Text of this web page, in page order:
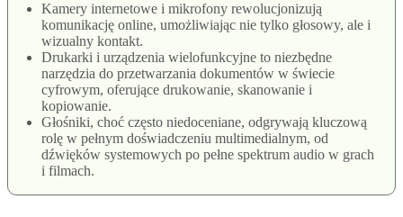
Kamery internetowe i mikrofony rewolucjonizują
komunikację online, umożliwiając nie tylko głosowy, ale i
wizualny kontakt.
Drukarki i urządzenia wielofunkcyjne to niezbędne
narzędzia do przetwarzania dokumentów w świecie
cyfrowym, oferujące drukowanie, skanowanie i
kopiowanie.
Głośniki, choć często niedoceniane, odgrywają kluczową
rolę w pełnym doświadczeniu multimedialnym, od
dźwięków systemowych po pełne spektrum audio w grach
i filmach.